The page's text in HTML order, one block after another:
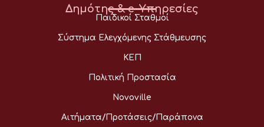
Δημότης & e-Υπηρεσίες
Παιδικοί Σταθμοί
Σύστημα Ελεγχόμενης Στάθμευσης
ΚΕΠ
Πολιτική Προστασία
Novoville
Αιτήματα/Προτάσεις/Παράπονα